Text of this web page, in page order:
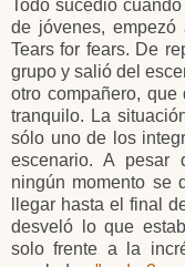
Todo sucedió
de jóvenes,
Tears for fears. De
grupo y salió del
otro compañero,
tranquilo. La
sólo uno de los
escenario. A pesar
ningún momento se
llegar hasta el final
desveló lo que
solo frente a la